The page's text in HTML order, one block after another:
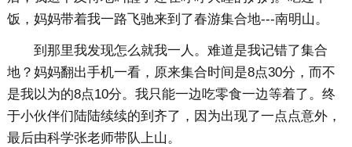
饭，妈妈带着我一路飞驰来到了春游集合地---南明山。
到那里我发现怎么就我一人。难道是我记错了集合
地？妈妈翻出手机一看，原来集合时间是8点30分，而不
是我以为的8点10分。我只能一边吃零食一边等着了。终
于小伙伴们陆陆续续的到齐了，因为出现了一点点意外，
最后由科学张老师带队上山。